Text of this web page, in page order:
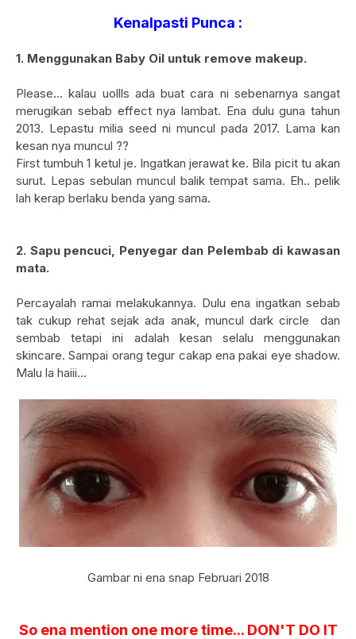
Kenalpasti Punca :
1. Menggunakan Baby Oil untuk remove makeup.
Please... kalau uollls ada buat cara ni sebenarnya sangat
merugikan sebab effect nya lambat. Ena dulu guna tahun
2013. Lepastu milia seed ni muncul pada 2017. Lama kan
kesan nya muncul ??
First tumbuh 1 ketul je. Ingatkan jerawat ke. Bila picit tu akan
surut. Lepas sebulan muncul balik tempat sama. Eh.. pelik
lah kerap berlaku benda yang sama.
2. Sapu pencuci, Penyegar dan Pelembab di kawasan
mata.
Percayalah ramai melakukannya. Dulu ena ingatkan sebab
tak cukup rehat sejak ada anak, muncul dark circle dan
sembab tetapi ini adalah kesan selalu menggunakan
skincare. Sampai orang tegur cakap ena pakai eye shadow.
Malu la haiii...
Gambar ni ena snap Februari 2018
So ena mention one more time... DON'T DO IT